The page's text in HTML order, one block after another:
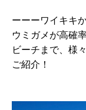
ーーーワイキキ
ウミガメが高確
ビーチまで、様
ご紹介！